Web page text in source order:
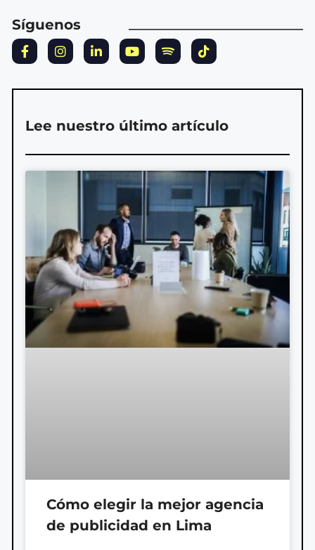
Síguenos
Lee nuestro último artículo
Cómo elegir la mejor agencia
de publicidad en Lima